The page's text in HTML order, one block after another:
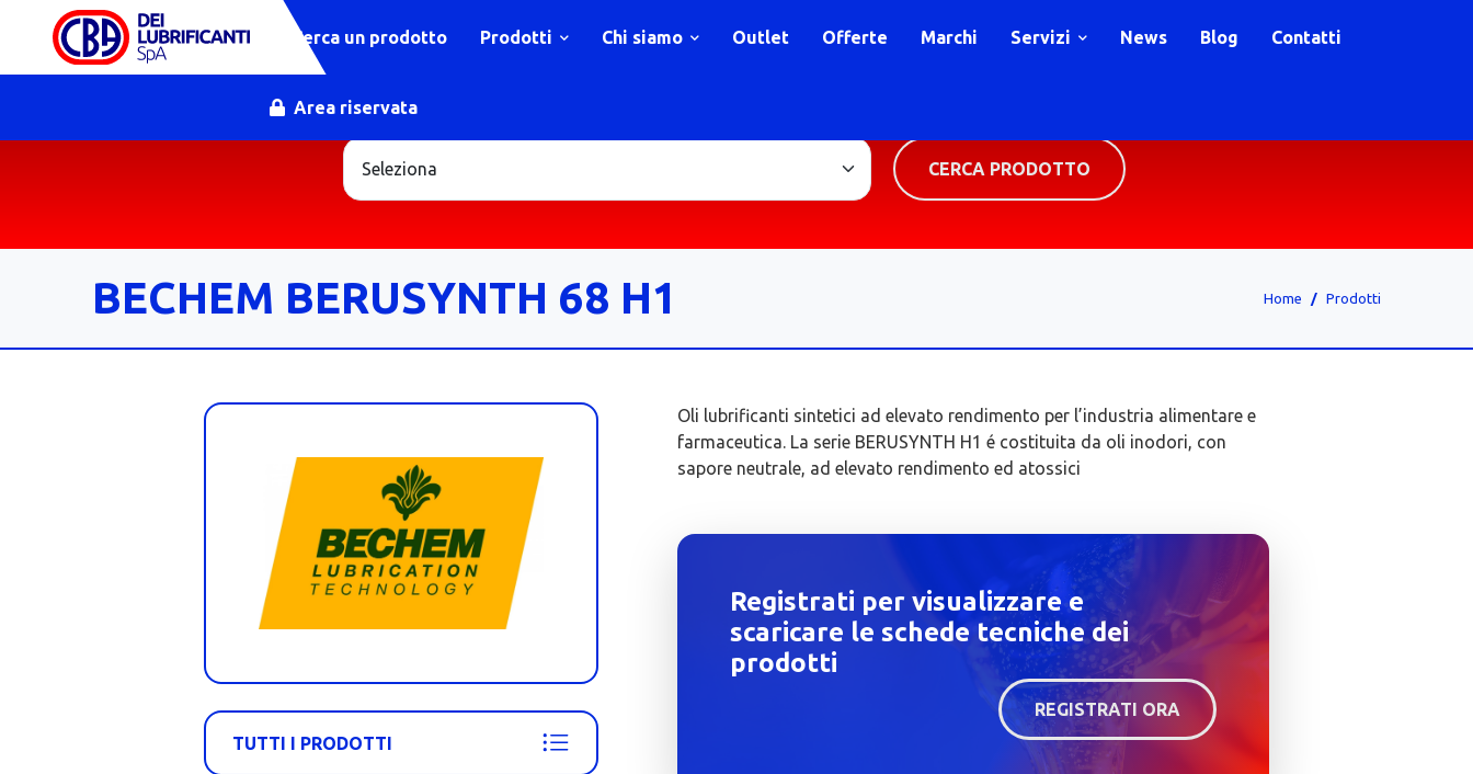
Cerca un prodotto Prodotti Chi siamo Outlet Offerte Marchi Servizi News Blog Contatti
Area riservata
CERCA PRODOTTO
BECHEM BERUSYNTH 68 H1 Home Prodotti
TUTTI I PRODOTTI
Oli lubrificanti sintetici ad elevato rendimento per l’industria alimentare e
farmaceutica. La serie BERUSYNTH H1 é costituita da oli inodori, con
sapore neutrale, ad elevato rendimento ed atossici
Registrati per visualizzare e
scaricare le schede tecniche dei
prodotti
REGISTRATI ORA